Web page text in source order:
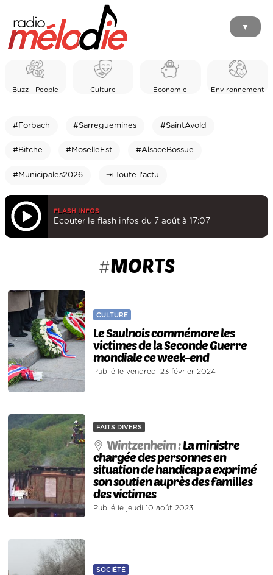
▼
Buzz - People Culture Economie Environnement
#Forbach #Sarreguemines #SaintAvold
#Bitche #MoselleEst #AlsaceBossue
#Municipales2026 ⇥ Toute l'actu
FLASH INFOS
Ecouter le flash infos du 7 août à 17:07
#MORTS
CULTURE
Le Saulnois commémore les
victimes de la Seconde Guerre
mondiale ce week-end
Publié le vendredi 23 février 2024
FAITS DIVERS
Wintzenheim :La ministre
chargée des personnes en
situation de handicap a exprimé
son soutien auprès des familles
des victimes
Publié le jeudi 10 août 2023
SOCIÉTÉ